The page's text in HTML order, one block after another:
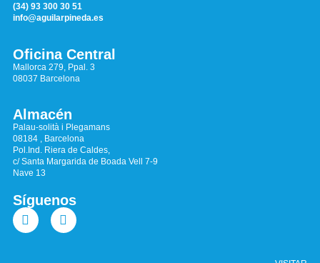
(34) 93 300 30 51
info@aguilarpineda.es
Oficina Central
Mallorca 279, Ppal. 3
08037 Barcelona
Almacén
Palau-solità i Plegamans
08184 , Barcelona
Pol.Ind. Riera de Caldes,
c/ Santa Margarida de Boada Vell 7-9
Nave 13
Síguenos